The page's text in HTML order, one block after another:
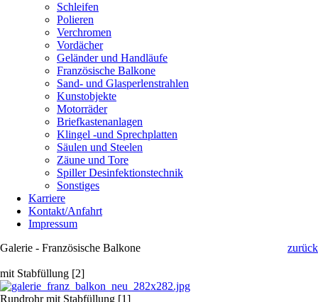
Schleifen
Polieren
Verchromen
Vordächer
Geländer und Handläufe
Französische Balkone
Sand- und Glasperlenstrahlen
Kunstobjekte
Motorräder
Briefkastenanlagen
Klingel -und Sprechplatten
Säulen und Steelen
Zäune und Tore
Spiller Desinfektionstechnik
Sonstiges
Karriere
Kontakt/Anfahrt
Impressum
Galerie - Französische Balkone
zurück
mit Stabfüllung [2]
Rundrohr mit Stabfüllung [1]